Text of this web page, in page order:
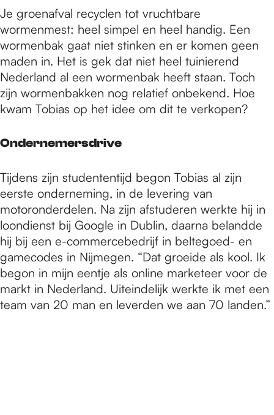
Je groenafval recyclen tot vruchtbare
wormenmest: heel simpel en heel handig. Een
wormenbak gaat niet stinken en er komen geen
maden in. Het is gek dat niet heel tuinierend
Nederland al een wormenbak heeft staan. Toch
zijn wormenbakken nog relatief onbekend. Hoe
kwam Tobias op het idee om dit te verkopen?
Ondernemersdrive
Tijdens zijn studententijd begon Tobias al zijn
eerste onderneming, in de levering van
motoronderdelen. Na zijn afstuderen werkte hij in
loondienst bij Google in Dublin, daarna belandde
hij bij een e-commercebedrijf in beltegoed- en
gamecodes in Nijmegen. “Dat groeide als kool. Ik
begon in mijn eentje als online marketeer voor de
markt in Nederland. Uiteindelijk werkte ik met een
team van 20 man en leverden we aan 70 landen.”